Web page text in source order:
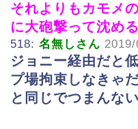
それよりもカモメ
に大砲撃って沈め
518: 名無しさん
ジョニー経由だと
プ場拘束しなきゃ
と同じでつまんない